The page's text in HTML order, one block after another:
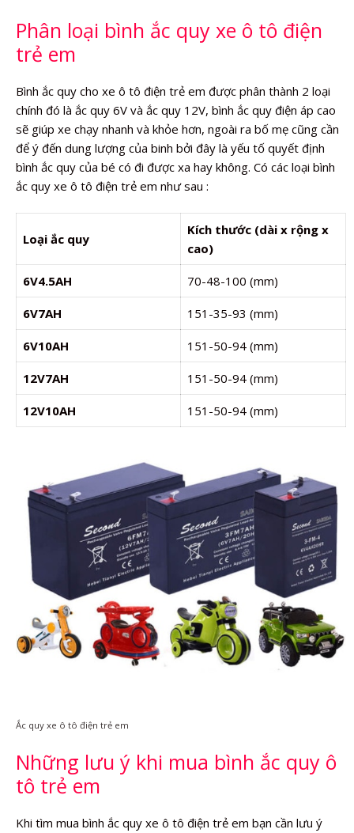
Phân loại bình ắc quy xe ô tô điện
trẻ em
Bình ắc quy cho xe ô tô điện trẻ em được phân thành 2 loại
chính đó là ắc quy 6V và ắc quy 12V, bình ắc quy điện áp cao
sẽ giúp xe chạy nhanh và khỏe hơn, ngoài ra bố mẹ cũng cần
để ý đến dung lượng của binh bởi đây là yếu tố quyết định
bình ắc quy của bé có đi được xa hay không. Có các loại bình
ắc quy xe ô tô điện trẻ em như sau :
Loại ắc quy
Kích thước (dài x rộng x
cao)
6V4.5AH 70-48-100 (mm)
6V7AH 151-35-93 (mm)
6V10AH 151-50-94 (mm)
12V7AH 151-50-94 (mm)
12V10AH 151-50-94 (mm)
Ắc quy xe ô tô điện trẻ em
Những lưu ý khi mua bình ắc quy ô
tô trẻ em
Khi tìm mua bình ắc quy xe ô tô điện trẻ em bạn cần lưu ý